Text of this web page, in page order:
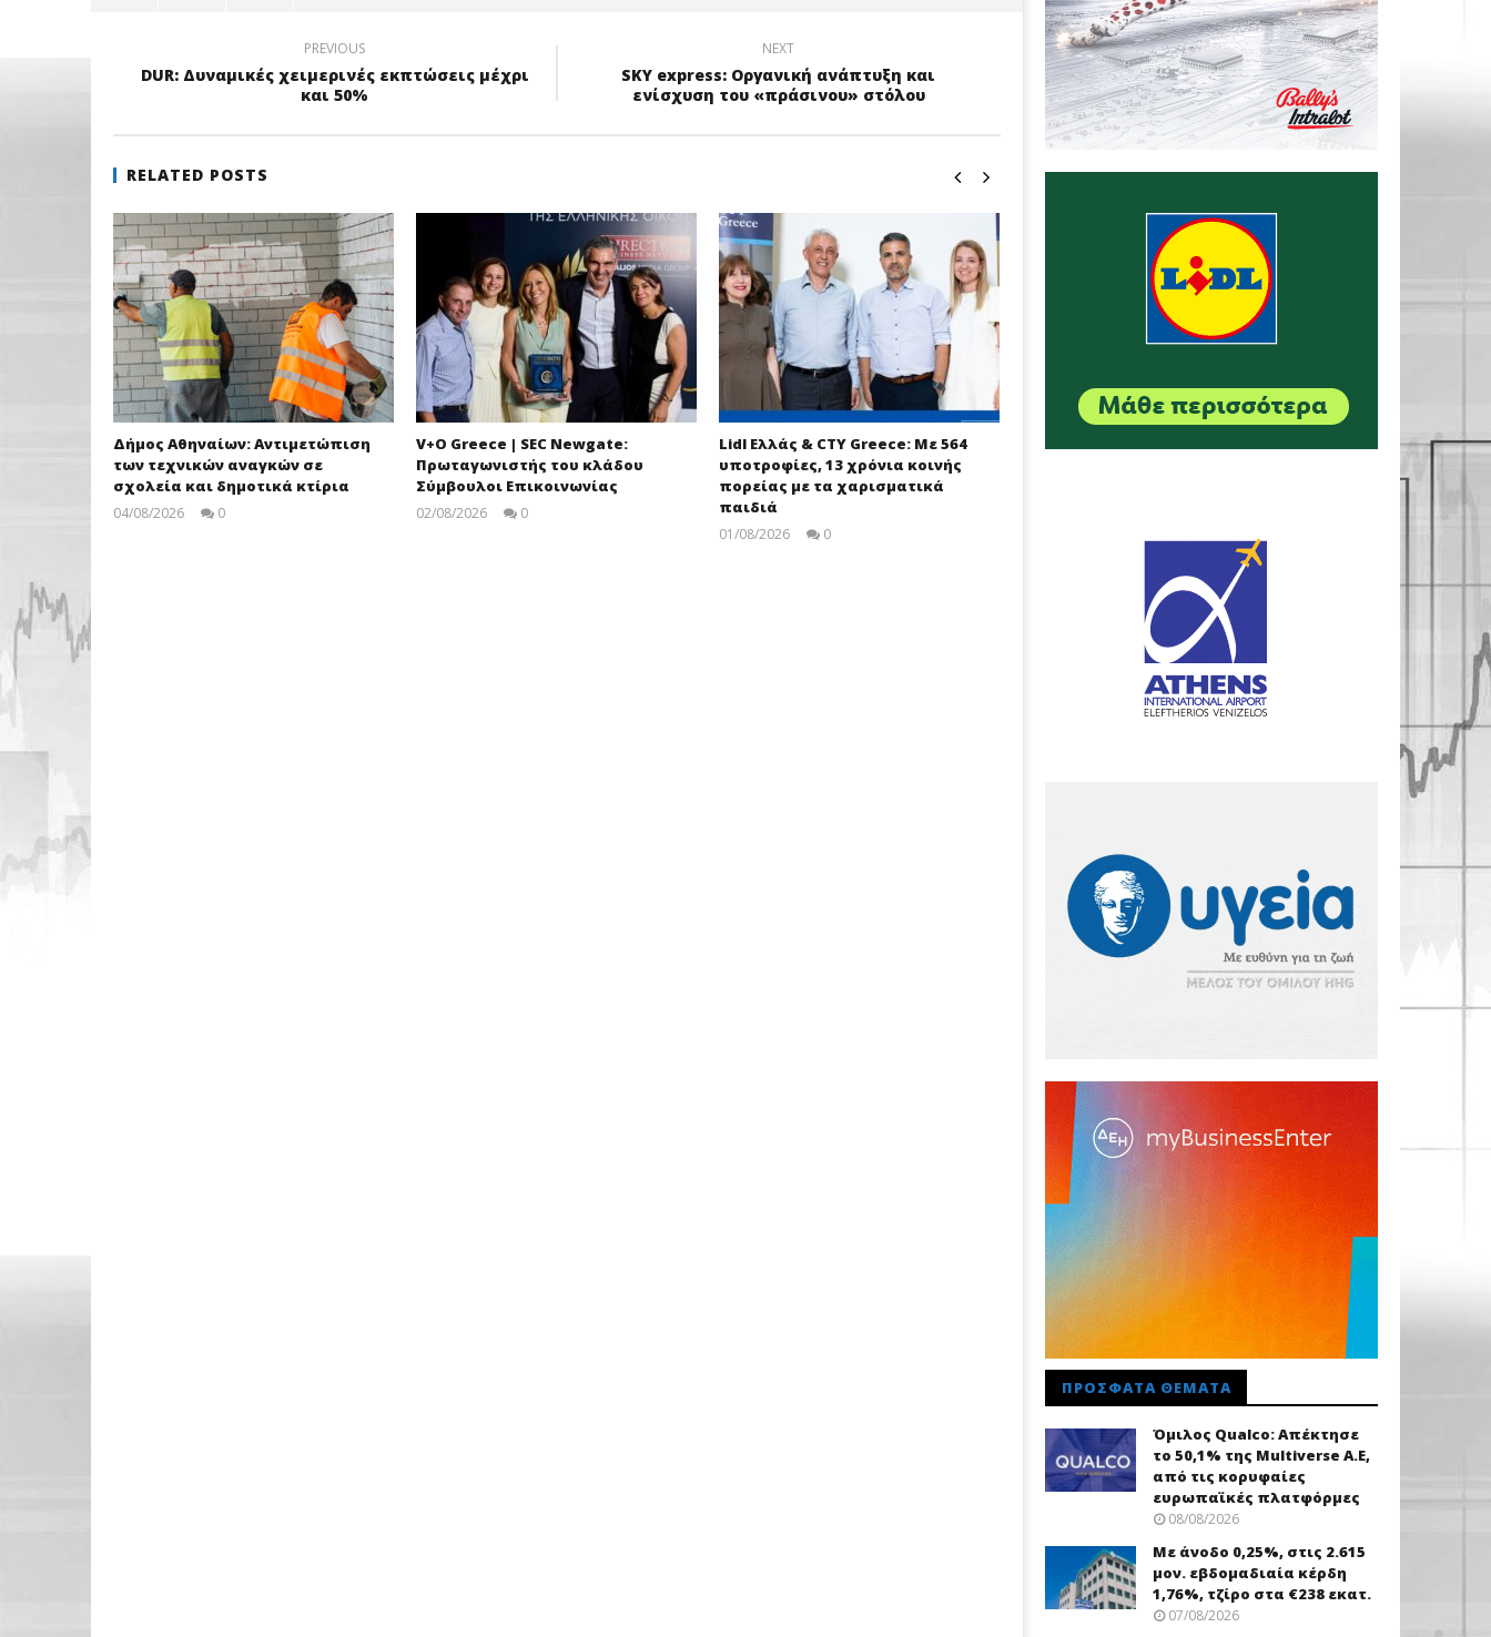
PREVIOUS
DUR: Δυναμικές χειμερινές εκπτώσεις μέχρι
και 50%
NEXT
SKY express: Οργανική ανάπτυξη και
ενίσχυση του «πράσινου» στόλου
RELATED POSTS
Δήμος Αθηναίων: Αντιμετώπιση
των τεχνικών αναγκών σε
σχολεία και δημοτικά κτίρια
04/08/2026
0
V+O Greece | SEC Newgate:
Πρωταγωνιστής του κλάδου
Σύμβουλοι Επικοινωνίας
02/08/2026
0
Lidl Ελλάς & CTY Greece: Με 564
υποτροφίες, 13 χρόνια κοινής
πορείας με τα χαρισματικά
παιδιά
01/08/2026
0
ΠΡΌΣΦΑΤΑ ΘΈΜΑΤΑ
Όμιλος Qualco: Απέκτησε
το 50,1% της Multiverse A.E,
από τις κορυφαίες
ευρωπαϊκές πλατφόρμες
08/08/2026
Με άνοδο 0,25%, στις 2.615
μον. εβδομαδιαία κέρδη
1,76%, τζίρο στα €238 εκατ.
07/08/2026